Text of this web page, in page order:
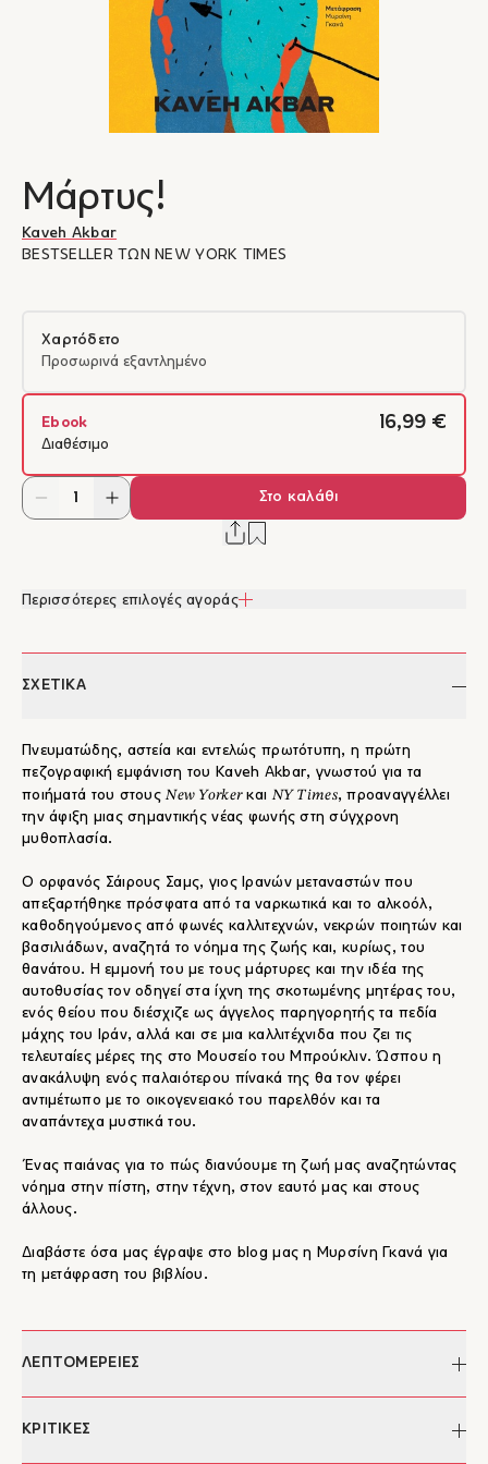
Μάρτυς!
Kaveh Akbar
BESTSELLER ΤΩΝ NEW YORK TIMES
Χαρτόδετο
Προσωρινά εξαντλημένο
Ebook 16,99 €
Διαθέσιμο
Στο καλάθι
Περισσότερες επιλογές αγοράς
ΣΧΕΤΙΚΑ
Πνευματώδης, αστεία και εντελώς πρωτότυπη, η πρώτη
πεζογραφική εμφάνιση του Kaveh Akbar, γνωστού για τα
ποιήματά του στουςΝew YorkerκαιNY Times, προαναγγέλλει
την άφιξη μιας σημαντικής νέας φωνής στη σύγχρονη
μυθοπλασία.
Ο ορφανός Σάιρους Σαμς, γιος Ιρανών μεταναστών που
απεξαρτήθηκε πρόσφατα από τα ναρκωτικά και το αλκοόλ,
καθοδηγούμενος από φωνές καλλιτεχνών, νεκρών ποιητών και
βασιλιάδων, αναζητά το νόημα της ζωής και, κυρίως, του
θανάτου. Η εμμονή του με τους μάρτυρες και την ιδέα της
αυτοθυσίας τον οδηγεί στα ίχνη της σκοτωμένης μητέρας του,
ενός θείου που διέσχιζε ως άγγελος παρηγορητής τα πεδία
μάχης του Ιράν, αλλά και σε μια καλλιτέχνιδα που ζει τις
τελευταίες μέρες της στο Μουσείο του Μπρούκλιν. Ώσπου η
ανακάλυψη ενός παλαιότερου πίνακά της θα τον φέρει
αντιμέτωπο με το οικογενειακό του παρελθόν και τα
αναπάντεχα μυστικά του.
Ένας παιάνας για το πώς διανύουμε τη ζωή μας αναζητώντας
νόημα στην πίστη, στην τέχνη, στον εαυτό μας και στους
άλλους.
Διαβάστε όσα μας έγραψε στο blog μας η Μυρσίνη Γκανά για
τη μετάφραση του βιβλίου.
ΛΕΠΤΟΜΕΡΕΙΕΣ
Συγγραφέας:
ΚΡΙΤΙΚΕΣ